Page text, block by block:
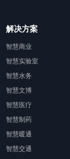
解决方案
智慧商业
智慧实验室
智慧水务
智慧文博
智慧医疗
智慧制药
智慧暖通
智慧交通